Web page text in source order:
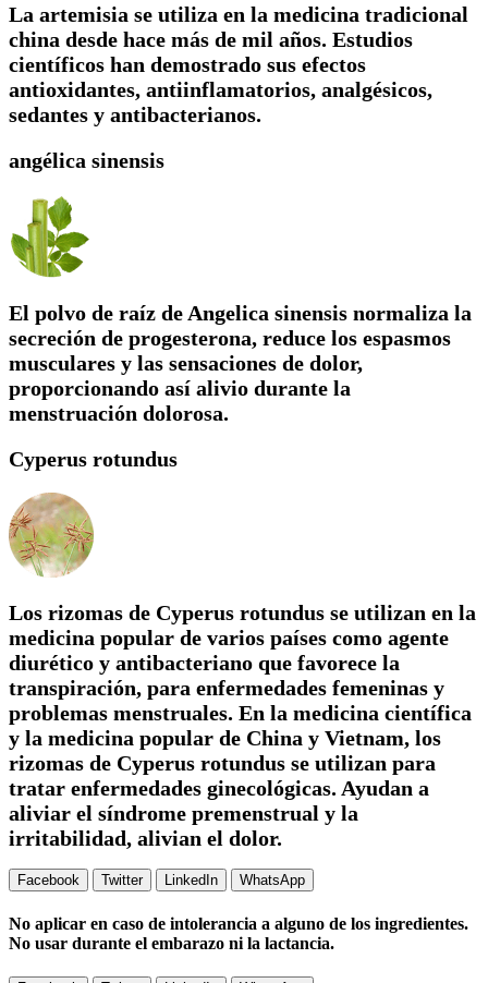
La artemisia se utiliza en la medicina tradicional
china desde hace más de mil años. Estudios
científicos han demostrado sus efectos
antioxidantes, antiinflamatorios, analgésicos,
sedantes y antibacterianos.
angélica sinensis
El polvo de raíz de Angelica sinensis normaliza la
secreción de progesterona, reduce los espasmos
musculares y las sensaciones de dolor,
proporcionando así alivio durante la
menstruación dolorosa.
Cyperus rotundus
Los rizomas de Cyperus rotundus se utilizan en la
medicina popular de varios países como agente
diurético y antibacteriano que favorece la
transpiración, para enfermedades femeninas y
problemas menstruales. En la medicina científica
y la medicina popular de China y Vietnam, los
rizomas de Cyperus rotundus se utilizan para
tratar enfermedades ginecológicas. Ayudan a
aliviar el síndrome premenstrual y la
irritabilidad, alivian el dolor.
Facebook Twitter LinkedIn WhatsApp
No aplicar en caso de intolerancia a alguno de los ingredientes.
No usar durante el embarazo ni la lactancia.